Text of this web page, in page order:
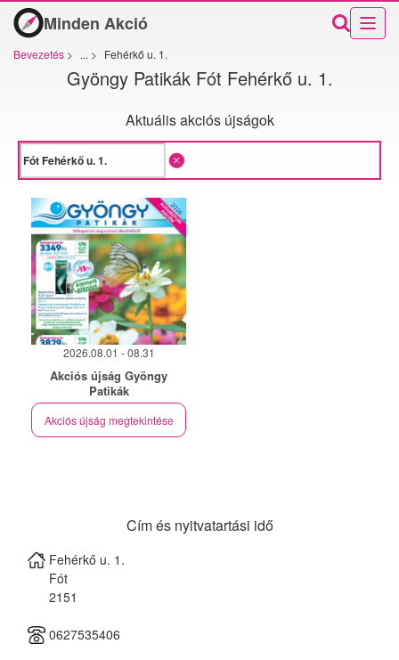
Minden Akció
Bevezetés > ... > Fehérkő u. 1.
Gyöngy Patikák Fót Fehérkő u. 1.
Aktuális akciós újságok
2026.08.01 - 08.31
Akciós újság Gyöngy
Patikák
Akciós újság megtekintése
Cím és nyitvatartási idő
Fehérkő u. 1.
Fót
2151
0627535406